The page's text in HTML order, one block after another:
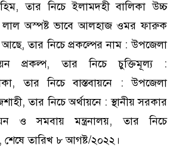
তার নিচে ইলামদহী বালিকা উচ্চ
লাল অস্পষ্ট ভাবে আলহাজ ওমর ফারুক
তার নিচে প্রকল্পের নাম : উপজেলা
প্রকল্প, তার নিচে চুক্তিমূল্য :
তার নিচে বাস্তবায়নে : উপজেলা
তার নিচে অর্থায়নে : স্থানীয় সরকার
ও সমবায় মন্ত্রনালয়, তার নিচে
তারিখ ৮ আগষ্ট/২০২২।